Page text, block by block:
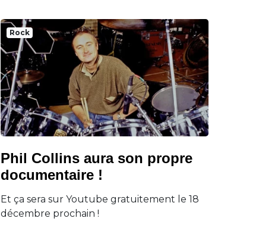
Rock
Phil Collins aura son propre
documentaire !
Et ça sera sur Youtube gratuitement le 18
décembre prochain !